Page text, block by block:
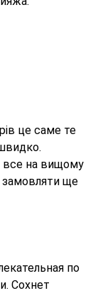
це саме те
на вищому
замовляти ще
по
Сохнет